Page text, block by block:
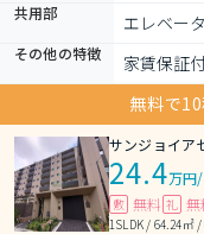
共用部 エレベー
その他の特徴
家賃保証
無料で
サンジョイア
24.4万円/
敷 無料 礼 無
1SLDK / 64.24㎡